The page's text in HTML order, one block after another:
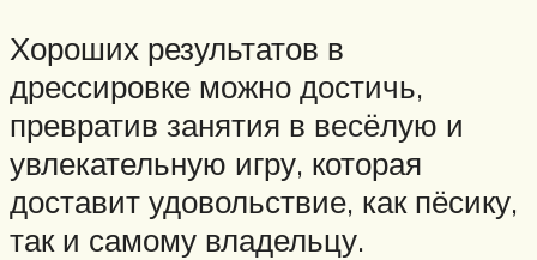
Хороших результатов в
дрессировке можно достичь,
превратив занятия в весёлую и
увлекательную игру, которая
доставит удовольствие, как пёсику,
так и самому владельцу.